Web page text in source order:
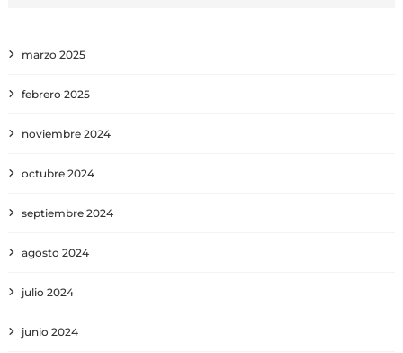
marzo 2025
febrero 2025
noviembre 2024
octubre 2024
septiembre 2024
agosto 2024
julio 2024
junio 2024